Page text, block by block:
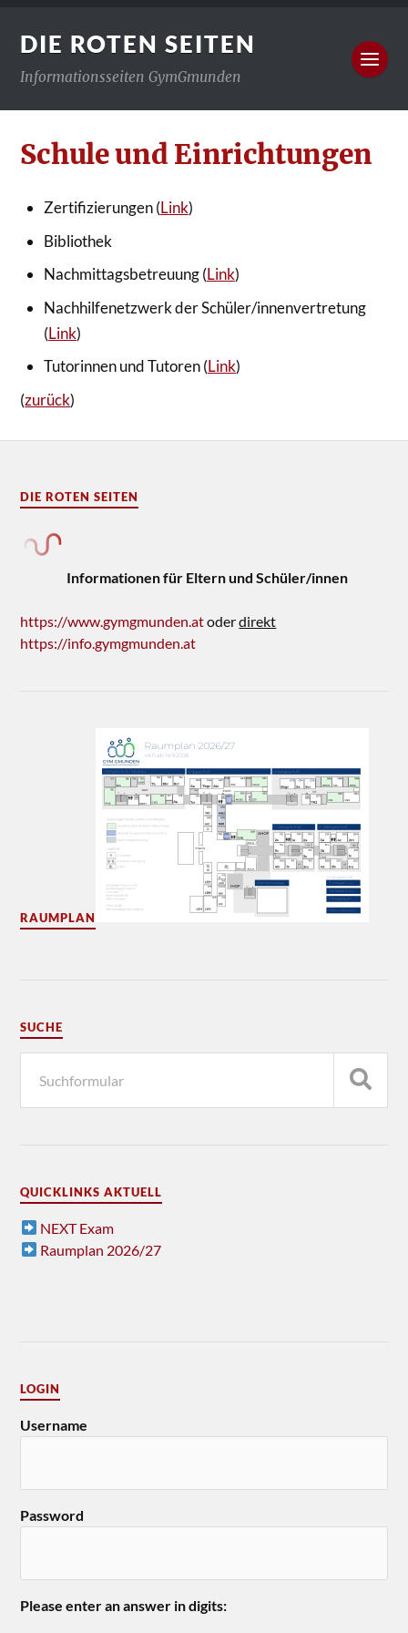
DIE ROTEN SEITEN
Informationsseiten GymGmunden
Schule und Einrichtungen
Zertifizierungen (Link)
Bibliothek
Nachmittagsbetreuung (Link)
Nachhilfenetzwerk der Schüler/innenvertretung
(Link)
Tutorinnen und Tutoren (Link)
(zurück)
DIE ROTEN SEITEN
Informationen für Eltern und Schüler/innen
https://www.gymgmunden.atoderdirekt
https://info.gymgmunden.at
RAUMPLAN
SUCHE
QUICKLINKS AKTUELL
NEXT Exam
Raumplan 2026/27
LOGIN
Username
Password
Please enter an answer in digits: